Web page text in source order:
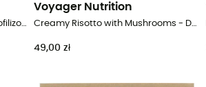
Hachis Parmentier au Bœuf - Liofilizowane danie
Voyager Nutrition
Creamy Risotto with Mushrooms - Danie główne
49,00 zł